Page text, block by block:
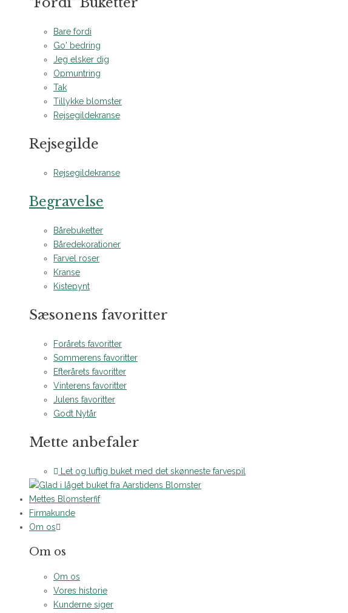
Bare fordi
Go' bedring
Jeg elsker dig
Opmuntring
Tak
Tillykke blomster
Rejsegildekranse
Rejsegilde
Rejsegildekranse
Begravelse
Bårebuketter
Båredekorationer
Farvel roser
Kranse
Kistepynt
Sæsonens favoritter
Forårets favoritter
Sommerens favoritter
Efterårets favoritter
Vinterens favoritter
Julens favoritter
Godt Nytår
Mette anbefaler
Let og luftig buket med det skønneste farvespil
Mettes Blomsterfif
Firmakunde
Om os
Om os
Om os
Vores historie
Kunderne siger